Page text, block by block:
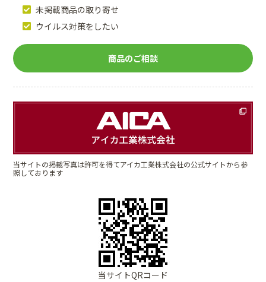
未掲載商品の取り寄せ
ウイルス対策をしたい
商品のご相談
当サイトの掲載写真は許可を得てアイカ工業株式会社の公式サイトから参
照しております
当サイトQRコード